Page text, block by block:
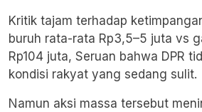
Kritik tajam terhadap
buruh rata-rata Rp3,5–5 juta vs
Rp104 juta, Seruan bahwa DPR
kondisi rakyat yang sedang sulit.
Namun aksi massa tersebut